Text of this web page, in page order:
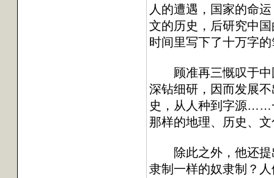
人的遭遇，国家的命
文的历史，后研究中
时间里写下了十万字
顾准再三慨叹于中国
深钻细研，因而发展
史，从人种到字源……
那样的地理、历史、
除此之外，他还提出
隶制一样的奴隶制？